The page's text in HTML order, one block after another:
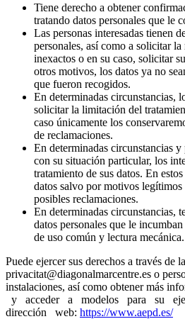
Tiene derecho a obtener
tratando datos personales que le
Las personas interesadas tienen
personales, así como a solicitar
inexactos o en su caso, solicitar
otros motivos, los datos ya no
que fueron recogidos.
En determinadas circunstancias,
solicitar la limitación del
caso únicamente los
de reclamaciones.
En determinadas circunstancias
con su situación particular, los
tratamiento de sus datos. En
datos salvo por motivos
posibles reclamaciones.
En determinadas circunstancias,
datos personales que le
de uso común y lectura mecánica.
Puede ejercer sus derechos a través de
privacitat@diagonalmarcentre.es o
instalaciones, así como obtener más
y acceder a modelos para su
dirección web: https://www.aepd.es/